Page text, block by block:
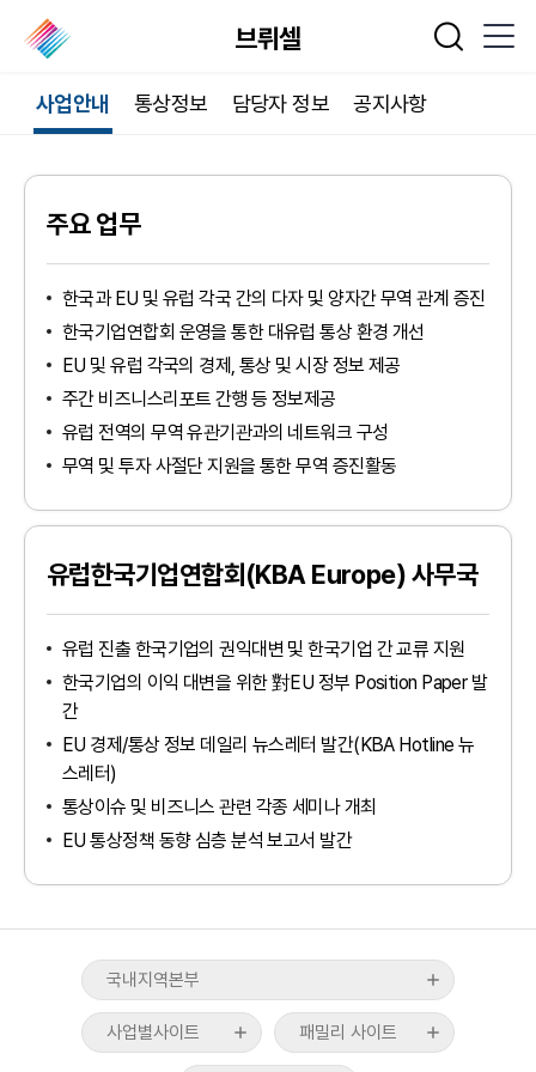
브뤼셀 통합검색
사업안내 통상정보 담당자 정보 공지사항
주요 업무
한국과 EU 및 유럽 각국 간의 다자 및 양자간 무역 관계 증진
한국기업연합회 운영을 통한 대유럽 통상 환경 개선
EU 및 유럽 각국의 경제, 통상 및 시장 정보 제공
주간 비즈니스리포트 간행 등 정보제공
유럽 전역의 무역 유관기관과의 네트워크 구성
무역 및 투자 사절단 지원을 통한 무역 증진활동
유럽한국기업연합회(KBA Europe) 사무국
유럽 진출 한국기업의 권익대변 및 한국기업 간 교류 지원
한국기업의 이익 대변을 위한 對EU 정부 Position Paper 발
간
EU 경제/통상 정보 데일리 뉴스레터 발간(KBA Hotline 뉴
스레터)
통상이슈 및 비즈니스 관련 각종 세미나 개최
EU 통상정책 동향 심층 분석 보고서 발간
국내지역본부
인천지역본부
경기북부지역본부
경기남부지역본부
강원지역본부
대전·세종·충남지역본부
충북지역본부
대구·경북지역본부
전북지역본부
경남지역본부
사업별사이트
tradeKorea
TradePro
무역아카데미
국제무역통상연구원
스타트업브랜치
패밀리 사이트
WTC Seoul
CALT
산업통상부
산업융합샌드박스
기획재정부
관세청
외교부
중소벤처기업부